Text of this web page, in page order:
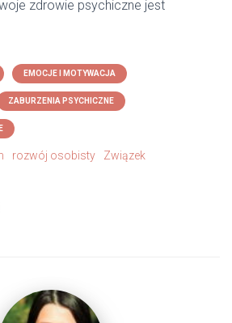
zdrowie psychiczne jest
EMOCJE I MOTYWACJA
ZABURZENIA PSYCHICZNE
rozwój osobisty Związek